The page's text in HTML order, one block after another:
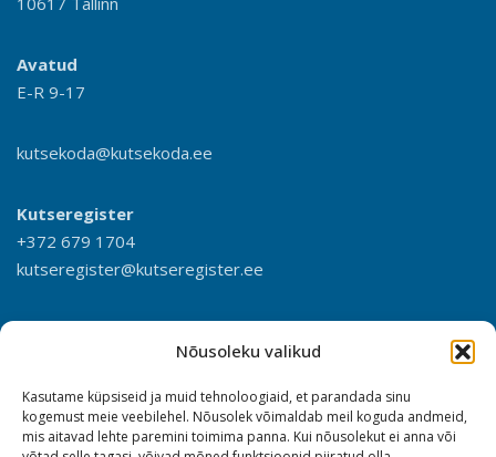
Nõusoleku valikud
Kasutame küpsiseid ja muid tehnoloogiaid, et parandada sinu
kogemust meie veebilehel. Nõusolek võimaldab meil koguda andmeid,
mis aitavad lehte paremini toimima panna. Kui nõusolekut ei anna või
Avatud
E-R 9-17
kutsekoda@kutsekoda.ee
Kutseregister
+372 679 1704
kutseregister@kutseregister.ee